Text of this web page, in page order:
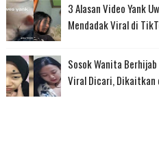
3 Alasan Video Yank
Mendadak Viral di
Sosok Wanita
Viral Dicari, Dikaitkan